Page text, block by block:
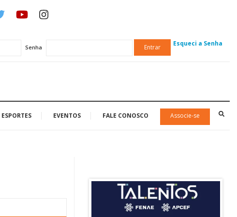
Senha Entrar Esqueci a Senha
ESPORTES EVENTOS FALE CONOSCO Associe-se